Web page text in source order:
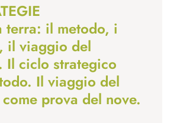
terra: il metodo, i
il viaggio del
Il ciclo strategico
Il viaggio del
prova del nove.